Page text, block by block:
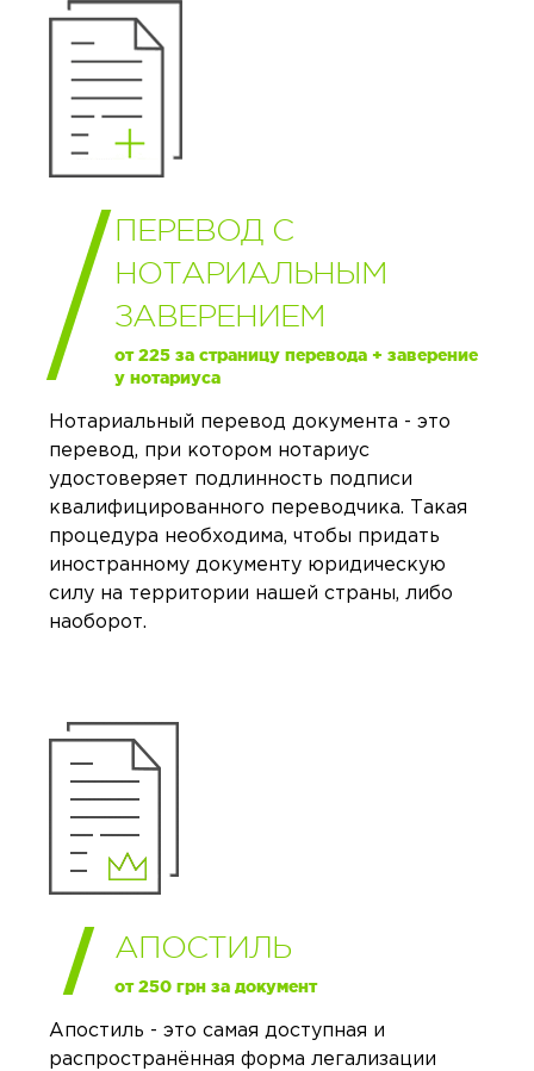
ПЕРЕВОД С
НОТАРИАЛЬНЫМ
ЗАВЕРЕНИЕМ
от 225 за страницу перевода + заверение
у нотариуса
Нотариальный перевод документа - это
перевод, при котором нотариус
удостоверяет подлинность подписи
квалифицированного переводчика. Такая
процедура необходима, чтобы придать
иностранному документу юридическую
силу на территории нашей страны, либо
наоборот.
АПОСТИЛЬ
от 250 грн за документ
Апостиль - это самая доступная и
распространённая форма легализации